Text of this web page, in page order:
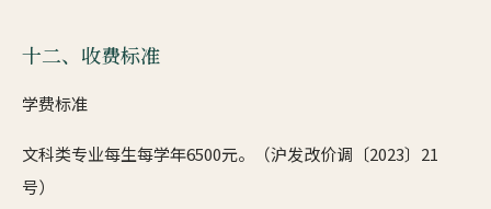
十二、收费标准
学费标准
文科类专业每生每学年6500元。（沪发改价调〔2023〕21
号）